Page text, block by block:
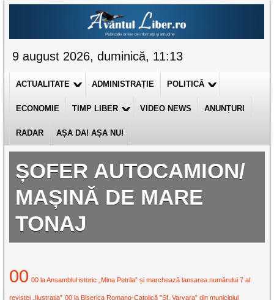
9 august 2026, duminică, 11:13
ACTUALITATE ADMINISTRAȚIE POLITICĂ
ECONOMIE TIMP LIBER VIDEO NEWS ANUNȚURI
RADAR AȘA DA! AȘA NU!
ȘOFER AUTOCAMION/
MAȘINĂ DE MARE
TONAJ
00 00 la Ansamblul istoric „Mina Petrila” și marchează lansarea numărului 7 al
revistei „Ilustrația” 00 la Biserica Romano-Catolică ”Sf. Varvara” din municipiul